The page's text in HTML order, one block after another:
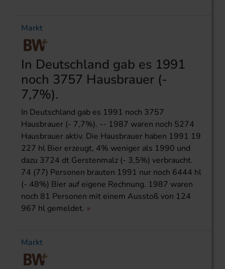
Markt
In Deutschland gab es 1991
noch 3757 Hausbrauer (-
7,7%).
In Deutschland gab es 1991 noch 3757
Hausbrauer (- 7,7%). -- 1987 waren noch 5274
Hausbrauer aktiv. Die Hausbrauer haben 1991 19
227 hl Bier erzeugt, 4% weniger als 1990 und
dazu 3724 dt Gerstenmalz (- 3,5%) verbraucht.
74 (77) Personen brauten 1991 nur noch 6444 hl
(- 48%) Bier auf eigene Rechnung. 1987 waren
noch 81 Personen mit einem Ausstoß von 124
967 hl gemeldet.
Markt